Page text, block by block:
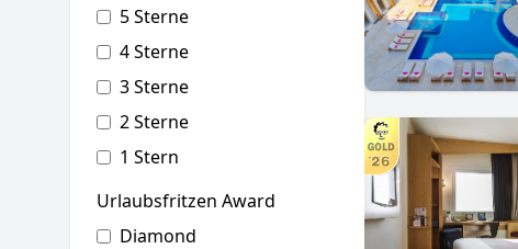
5 Sterne
4 Sterne
3 Sterne
2 Sterne
1 Stern
Urlaubsfritzen Award
Diamond